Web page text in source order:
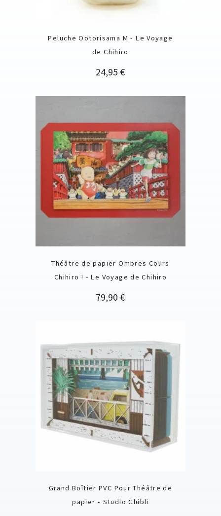
Peluche Ootorisama M - Le Voyage
de Chihiro
Prix
24,95 €
Théâtre de papier Ombres Cours
Chihiro ! - Le Voyage de Chihiro
Prix
79,90 €
Grand Boîtier PVC Pour Théâtre de
papier - Studio Ghibli